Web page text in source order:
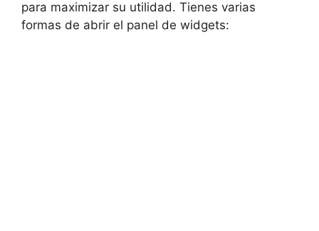
para maximizar su utilidad. Tienes varias
formas de abrir el panel de widgets: